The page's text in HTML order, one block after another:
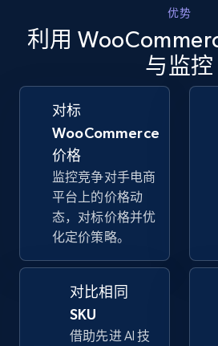
URL, Final price, Sku, Currency,
Specifications, Image urls, Top
5.6K+
Walmart - products -
using sku numbers
URL, Final price, Sku, Currency,
Specifications, Image urls, Top
more.
5.6K+
优势
利用
与监控
对标
WooCommerce
价格
监控竞争对手电商
平台上的价格动
态，对标价格并优
化定价策略。
对比相同
SKU
借助先进 AI 技